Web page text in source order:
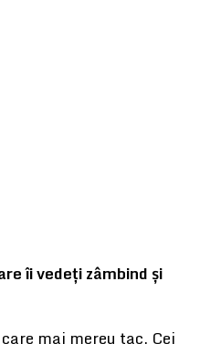
îi vedeți zâmbind și
mai mereu tac. Cei